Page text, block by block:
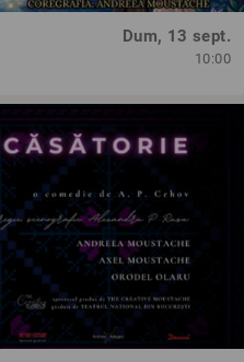
Dum, 13 sept.
10:00